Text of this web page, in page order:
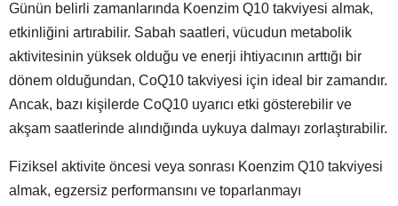
Günün belirli zamanlarında Koenzim Q10 takviyesi almak,
etkinliğini artırabilir. Sabah saatleri, vücudun metabolik
aktivitesinin yüksek olduğu ve enerji ihtiyacının arttığı bir
dönem olduğundan, CoQ10 takviyesi için ideal bir zamandır.
Ancak, bazı kişilerde CoQ10 uyarıcı etki gösterebilir ve
akşam saatlerinde alındığında uykuya dalmayı zorlaştırabilir.
Fiziksel aktivite öncesi veya sonrası Koenzim Q10 takviyesi
almak, egzersiz performansını ve toparlanmayı